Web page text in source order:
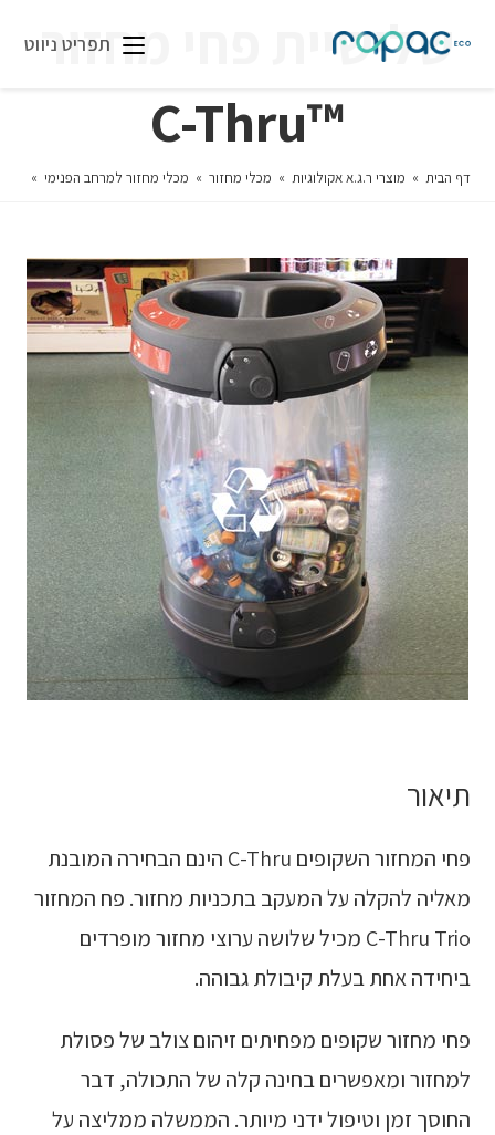
תפריט ניווט
שלישיית פחי מחזור
™C-Thru
דף הבית » מוצרי ר.ג.א אקולוגיות » מכלי מחזור » מכלי מחזור למרחב הפנימי »
תיאור
פחי המחזור השקופים C-Thru הינם הבחירה המובנת
מאליה להקלה על המעקב בתכניות מחזור. פח המחזור
C-Thru Trio מכיל שלושה ערוצי מחזור מופרדים
ביחידה אחת בעלת קיבולת גבוהה.
פחי מחזור שקופים מפחיתים זיהום צולב של פסולת
למחזור ומאפשרים בחינה קלה של התכולה, דבר
החוסך זמן וטיפול ידני מיותר. הממשלה ממליצה על